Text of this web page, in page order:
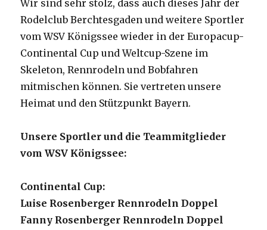
Wir sind sehr stolz, dass auch dieses Jahr der
Rodelclub Berchtesgaden und weitere Sportler
vom WSV Königssee wieder in der Europacup-
Continental Cup und Weltcup-Szene im
Skeleton, Rennrodeln und Bobfahren
mitmischen können. Sie vertreten unsere
Heimat und den Stützpunkt Bayern.
Unsere Sportler und die Teammitglieder
vom WSV Königssee:
Continental Cup:
Luise Rosenberger Rennrodeln Doppel
Fanny Rosenberger Rennrodeln Doppel